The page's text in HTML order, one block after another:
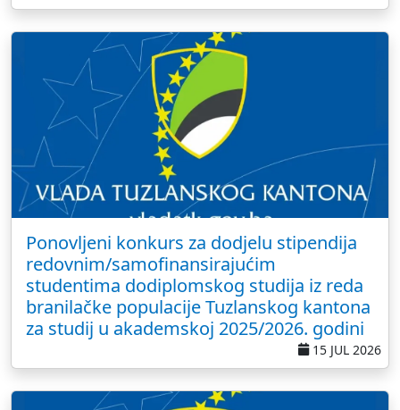
Ponovljeni konkurs za dodjelu stipendija
redovnim/samofinansirajućim
studentima dodiplomskog studija iz reda
branilačke populacije Tuzlanskog kantona
za studij u akademskoj 2025/2026. godini
15 JUL 2026